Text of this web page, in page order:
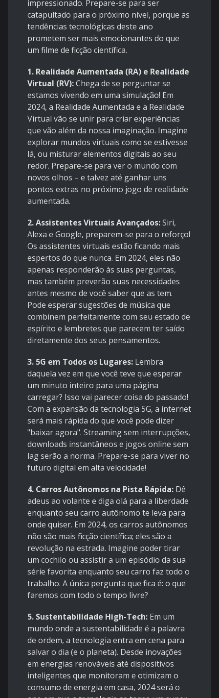
impressionado. Prepare-se para ser
catapultado para o próximo nível, porque as
tendências tecnológicas deste ano
prometem ser mais emocionantes do que
um filme de ficção científica.
1. Realidade Aumentada (RA) e Realidade
Virtual (RV):Chega de se perguntar se
estamos vivendo em uma simulação! Em
2024, a Realidade Aumentada e a Realidade
Virtual vão se unir para criar experiências
que vão além da nossa imaginação. Imagine
explorar mundos virtuais como se estivesse
lá, ou misturar elementos digitais ao seu
redor. Prepare-se para ver o mundo com
novos olhos – e talvez até ganhar uns
pontos extras no próximo jogo de realidade
aumentada.
2.Assistentes Virtuais Avançados:Siri,
Alexa e Google, preparem-se para o reforço!
Os assistentes virtuais estão ficando mais
espertos do que nunca. Em 2024, eles não
apenas responderão às suas perguntas,
mas também preverão suas necessidades
antes mesmo de você saber que as tem.
Pode esperar sugestões de música que
combinem perfeitamente com seu estado de
espírito e lembretes que parecem ter saído
diretamente dos seus pensamentos.
3. 5G em Todos os Lugares: Lembra
daquela vez em que você teve que esperar
um minuto inteiro para uma página
carregar? Isso vai parecer coisa do passado!
Com a expansão da tecnologia 5G, a internet
será mais rápida do que você pode dizer
"baixar agora". Streaming sem interrupções,
downloads instantâneos e jogos online sem
lag serão a norma. Prepare-se para viver no
futuro digital em alta velocidade!
4. Carros Autônomos na Pista Rápida: Dê
adeus ao volante e diga olá para a liberdade
enquanto seu carro autônomo te leva para
onde quiser. Em 2024, os carros autônomos
não são mais ficção científica; eles são a
revolução na estrada. Imagine poder tirar
um cochilo ou assistir a um episódio da sua
série favorita enquanto seu carro faz todo o
trabalho. A única pergunta que fica é: o que
faremos com todo o tempo livre?
5. Sustentabilidade High-Tech: Em um
mundo onde a sustentabilidade é a palavra
de ordem, a tecnologia entra em cena para
salvar o dia (e o planeta). Desde inovações
em energias renováveis até dispositivos
inteligentes que monitoram e otimizam o
consumo de energia em casa, 2024 será o